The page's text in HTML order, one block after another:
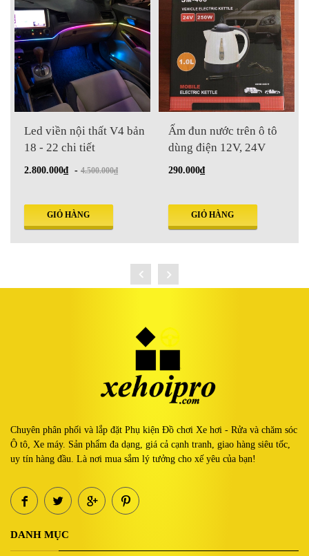
Led viền nội thất V4 bản
18 - 22 chi tiết
2.800.000₫ - 4.500.000₫
GIỎ HÀNG
Ấm đun nước trên ô tô
dùng điện 12V, 24V
290.000₫
GIỎ HÀNG
Chuyên phân phối và lắp đặt Phụ kiện Đồ chơi Xe hơi - Rửa và chăm sóc
Ô tô, Xe máy. Sản phẩm đa dạng, giá cả cạnh tranh, giao hàng siêu tốc,
uy tín hàng đầu. Là nơi mua sắm lý tưởng cho xế yêu của bạn!
DANH MỤC